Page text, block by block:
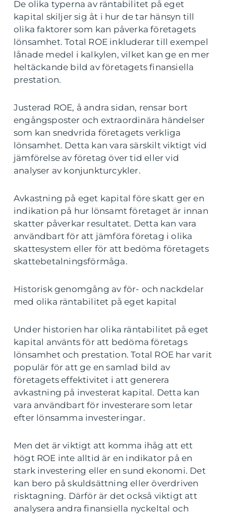
De olika typerna av räntabilitet på eget
kapital skiljer sig åt i hur de tar hänsyn till
olika faktorer som kan påverka företagets
lönsamhet. Total ROE inkluderar till exempel
lånade medel i kalkylen, vilket kan ge en mer
heltäckande bild av företagets finansiella
prestation.
Justerad ROE, å andra sidan, rensar bort
engångsposter och extraordinära händelser
som kan snedvrida företagets verkliga
lönsamhet. Detta kan vara särskilt viktigt vid
jämförelse av företag över tid eller vid
analyser av konjunkturcykler.
Avkastning på eget kapital före skatt ger en
indikation på hur lönsamt företaget är innan
skatter påverkar resultatet. Detta kan vara
användbart för att jämföra företag i olika
skattesystem eller för att bedöma företagets
skattebetalningsförmåga.
Historisk genomgång av för- och nackdelar
med olika räntabilitet på eget kapital
Under historien har olika räntabilitet på eget
kapital använts för att bedöma företags
lönsamhet och prestation. Total ROE har varit
populär för att ge en samlad bild av
företagets effektivitet i att generera
avkastning på investerat kapital. Detta kan
vara användbart för investerare som letar
efter lönsamma investeringar.
Men det är viktigt att komma ihåg att ett
högt ROE inte alltid är en indikator på en
stark investering eller en sund ekonomi. Det
kan bero på skuldsättning eller överdriven
risktagning. Därför är det också viktigt att
analysera andra finansiella nyckeltal och